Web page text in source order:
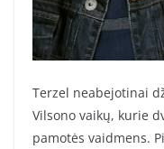
Terzel neabejotinai
Vilsono vaikų, kurie
pamotės vaidmens.